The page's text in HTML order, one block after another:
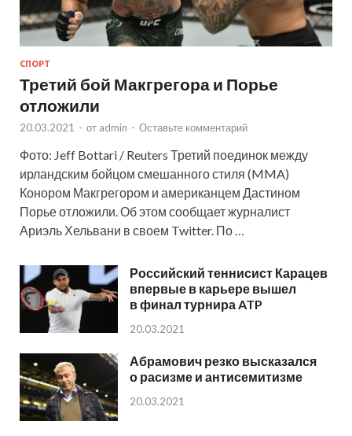
СПОРТ
Третий бой Макгрегора и Порье
отложили
20.03.2021 - от admin - Оставьте комментарий
Фото: Jeff Bottari / Reuters Третий поединок между
ирландским бойцом смешанного стиля (MMA)
Конором Макгрегором и американцем Дастином
Порье отложили. Об этом сообщает журналист
Ариэль Хельвани в своем Twitter. По …
Российский теннисист Карацев
впервые в карьере вышел
в финал турнира ATP
20.03.2021
Абрамович резко высказался
о расизме и антисемитизме
20.03.2021